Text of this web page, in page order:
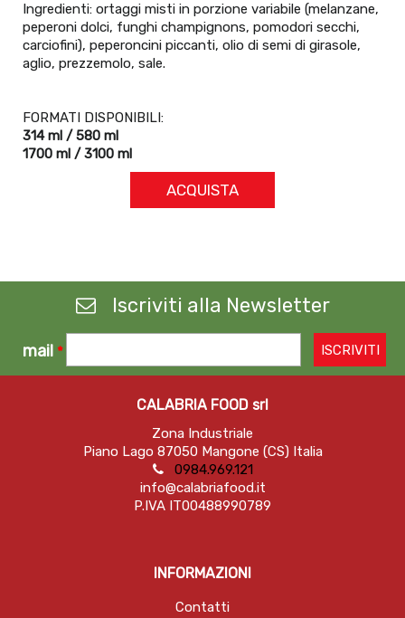
Ingredienti: ortaggi misti in porzione variabile (melanzane,
peperoni dolci, funghi champignons, pomodori secchi,
carciofini), peperoncini piccanti, olio di semi di girasole,
aglio, prezzemolo, sale.
FORMATI DISPONIBILI:
314 ml / 580 ml
1700 ml / 3100 ml
ACQUISTA
Iscriviti alla Newsletter
mail *
CALABRIA FOOD srl
Zona Industriale
Piano Lago 87050 Mangone (CS) Italia
0984.969.121
info@calabriafood.it
P.IVA IT00488990789
INFORMAZIONI
Contatti